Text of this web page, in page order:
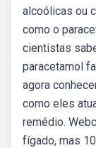
alcoólicas ou
como o
cientistas
paracetamol
agora
como eles
remédio.
fígado, mas